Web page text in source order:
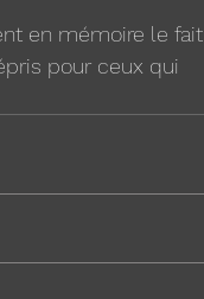
en mémoire le fait
pour ceux qui